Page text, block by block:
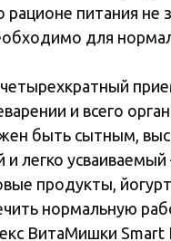
рационе питания
для
и всего
быть сытным,
и легко
продукты,
нормальную
ВитаМишки Smart